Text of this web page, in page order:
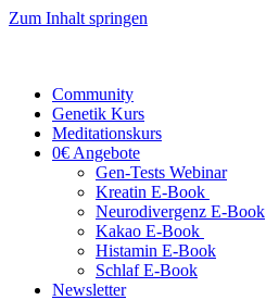
Zum Inhalt springen
Community
Genetik Kurs
Meditationskurs
0€ Angebote
Gen-Tests Webinar
Kreatin E-Book
Neurodivergenz E-Book
Kakao E-Book
Histamin E-Book
Schlaf E-Book
Newsletter